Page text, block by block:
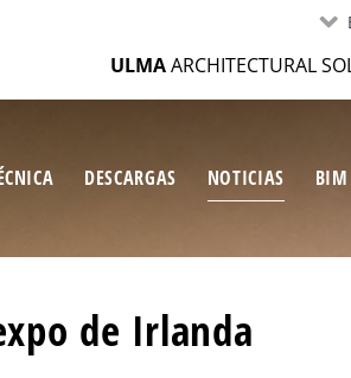
ULMAARCHITECTURAL
DESCARGAS NOTICIAS
BIM
de Irlanda